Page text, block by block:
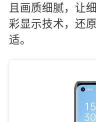
且画质细腻，让
彩显示技术，还
适。